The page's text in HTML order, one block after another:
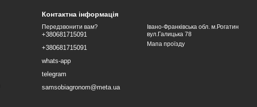
Контактна інформація
Передзвонити вам?
+380681715091
+380681715091
whats-app
telegram
samsobiagronom@meta.ua
Івано-Франківська обл. м.Рогатин
вул.Галицька 78
Мапа проїзду